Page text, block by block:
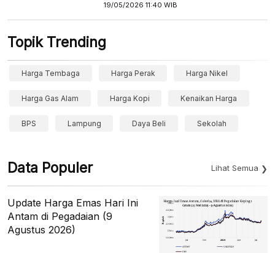
19/05/2026 11:40 WIB
Topik Trending
Harga Tembaga Harga Perak Harga Nikel
Harga Gas Alam Harga Kopi Kenaikan Harga
BPS Lampung Daya Beli Sekolah
Data Populer Lihat Semua
Update Harga Emas Hari Ini
Antam di Pegadaian (9
Agustus 2026)